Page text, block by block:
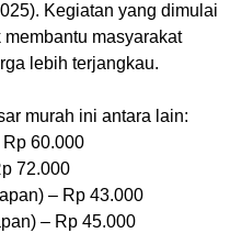
Kegiatan yang dimulai
masyarakat
lebih terjangkau.
murah ini antara lain:
60.000
72.000
– Rp 43.000
– Rp 45.000